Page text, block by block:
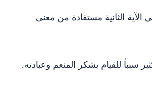
الآية الثانية مستفادة من معنى
سبباً للقيام بشكر المنعم وعبادته.